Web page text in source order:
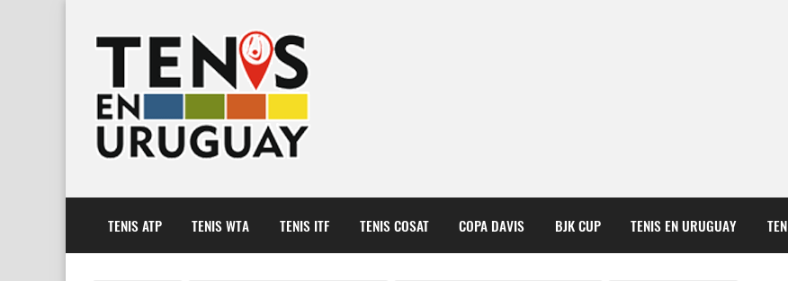
TENIS ATP TENIS WTA TENIS ITF TENIS COSAT COPA DAVIS BJK CUP TENIS EN URUGUAY